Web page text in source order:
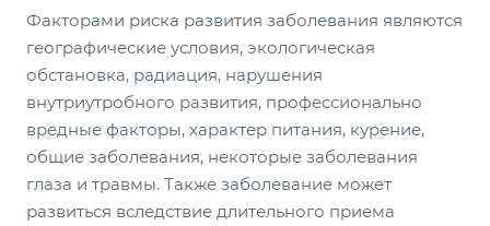
Факторами риска развития заболевания являются
географические условия, экологическая
обстановка, радиация, нарушения
внутриутробного развития, профессионально
вредные факторы, характер питания, курение,
общие заболевания, некоторые заболевания
глаза и травмы. Также заболевание может
развиться вследствие длительного приема